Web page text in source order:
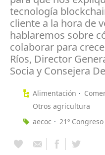
tecnología
cliente a la hora de
hablaremos sobre
colaborar para
Ríos, Director
Socia y Consejera
Alimentación
Otros agricultura
aecoc
21º Congreso